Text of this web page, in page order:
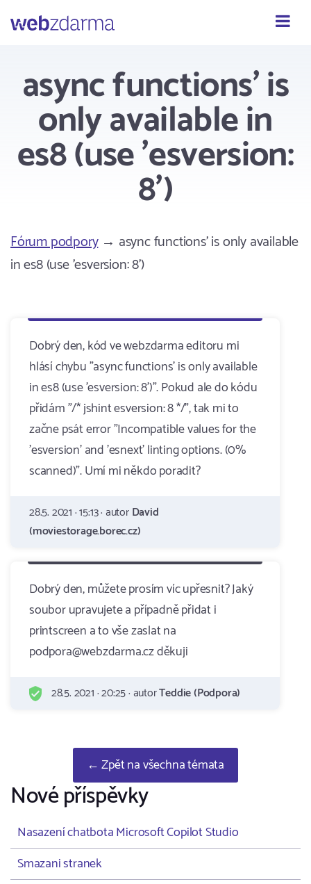
Webzdarma
async functions' is
only available in
es8 (use 'esversion:
8')
Fórum podpory→ async functions' is only available
in es8 (use 'esversion: 8')
Dobrý den, kód ve webzdarma editoru mi
hlásí chybu "async functions' is only available
in es8 (use 'esversion: 8')". Pokud ale do kódu
přidám "/* jshint esversion: 8 */", tak mi to
začne psát error "Incompatible values for the
'esversion' and 'esnext' linting options. (0%
scanned)". Umí mi někdo poradit?
28.5. 2021 · 15:13 · autorDavid
(moviestorage.borec.cz)
Dobrý den, můžete prosím víc upřesnit? Jaký
soubor upravujete a případně přidat i
printscreen a to vše zaslat na
podpora@webzdarma.cz děkuji
28.5. 2021 · 20:25 · autorTeddie (Podpora)
← Zpět na všechna témata
Nové příspěvky
Nasazení chatbota Microsoft Copilot Studio
Smazani stranek